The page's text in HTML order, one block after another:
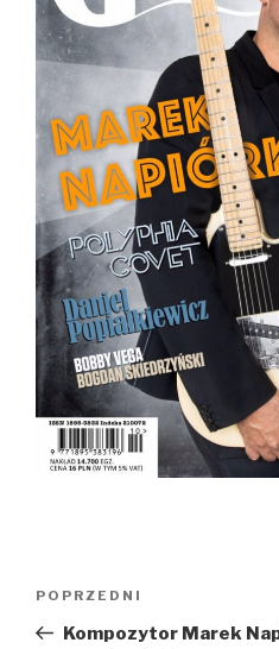
Poprzedni
wpis
POPRZEDNI
Kompozytor Marek